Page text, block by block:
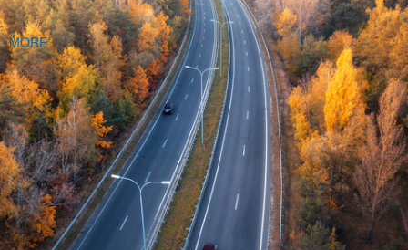
MORE